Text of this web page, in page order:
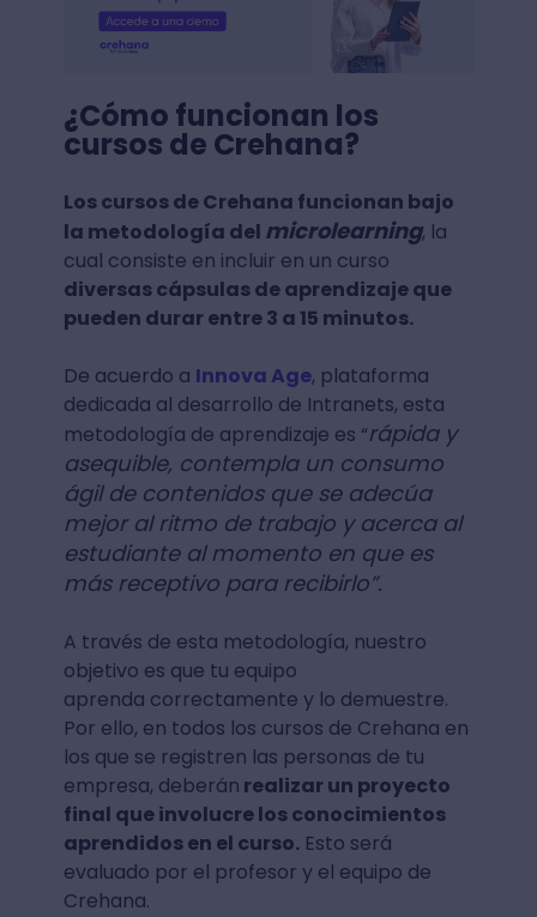
¿Cómo funcionan los
cursos de Crehana?
Los cursos de Crehana funcionan bajo
la metodología del microlearning, la
cual consiste en incluir en un curso
diversas cápsulas de aprendizaje que
pueden durar entre 3 a 15 minutos.
De acuerdo a Innova Age, plataforma
dedicada al desarrollo de Intranets, esta
metodología de aprendizaje es “rápida y
asequible, contempla un consumo
ágil de contenidos que se adecúa
mejor al ritmo de trabajo y acerca al
estudiante al momento en que es
más receptivo para recibirlo”.
A través de esta metodología, nuestro
objetivo es que tu equipo
aprenda correctamente y lo demuestre.
Por ello, en todos los cursos de Crehana en
los que se registren las personas de tu
empresa, deberán realizar un proyecto
final que involucre los conocimientos
aprendidos en el curso.Esto será
evaluado por el profesor y el equipo de
Crehana.